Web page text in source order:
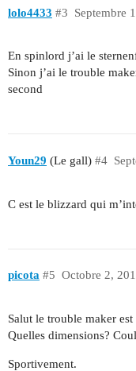
lolo4433 Septembre
#3
En spinlord j’ai le
Sinon j’ai le trouble
second
Youn29 (Le gall) #4
C est le blizzard qui
picota Octobre 2,
#5
Salut le trouble maker
Quelles dimensions?
Sportivement.